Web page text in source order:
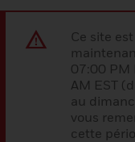
Ce site
07:00 PM
AM EST
au
vous
cette